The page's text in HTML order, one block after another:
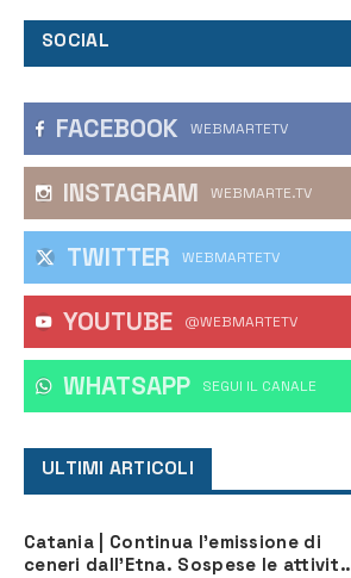
SOCIAL
FACEBOOK WEBMARTETV
INSTAGRAM WEBMARTE.TV
TWITTER WEBMARTETV
YOUTUBE @WEBMARTETV
WHATSAPP ‎SEGUI IL CANALE
ULTIMI ARTICOLI
Catania | Continua l’emissione di
ceneri dall’Etna. Sospese le attività